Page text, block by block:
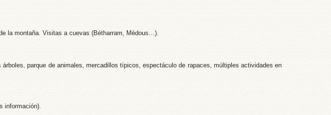
la montaña. Visitas a cuevas (Bétharram, Médous…).
parque de animales, mercadillos típicos, espectáculo de rapaces, múltiples actividades en
información).